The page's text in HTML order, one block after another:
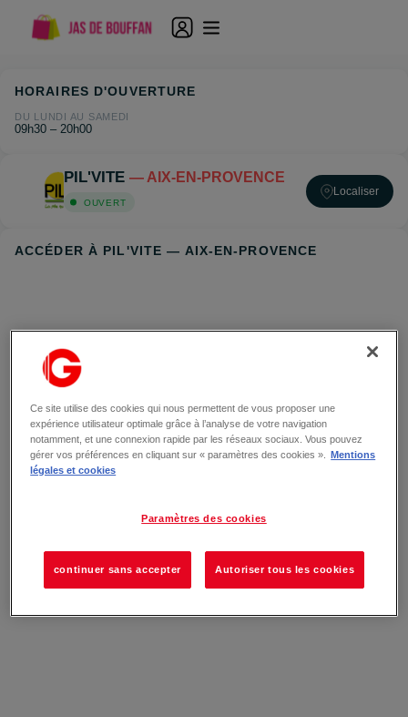
PIL'VITE — AIX-EN-PROVENCE
OUVERT
Localiser
ACCÉDER À PIL'VITE — AIX-EN-PROVENCE
HORAIRES D'OUVERTURE
DU LUNDI AU SAMEDI
09h30 – 20h00
Ce site utilise des cookies qui nous permettent de vous proposer une
expérience utilisateur optimale grâce à l’analyse de votre navigation
notamment, et une connexion rapide par les réseaux sociaux. Vous pouvez
gérer vos préférences en cliquant sur « paramètres des cookies ».
Mentions
légales et cookies
Paramètres des cookies
continuer sans accepter Autoriser tous les cookies